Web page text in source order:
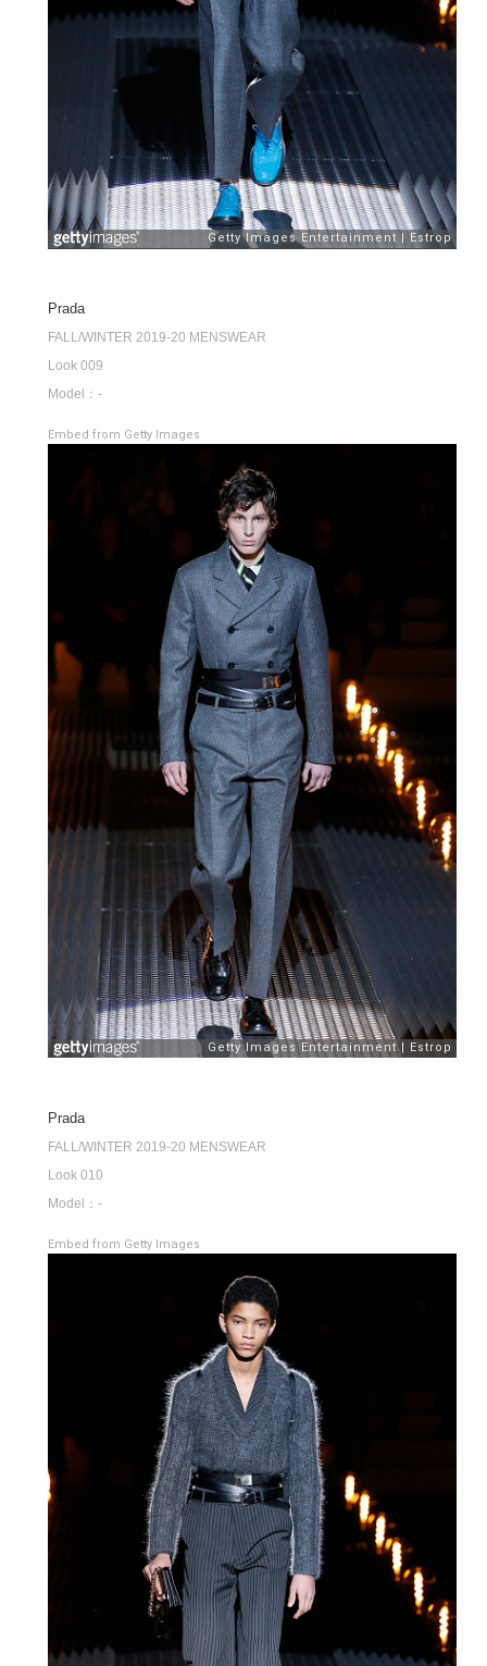
Prada
FALL/WINTER 2019-20 MENSWEAR
Look 009
Model：-
Embed from Getty Images
Prada
FALL/WINTER 2019-20 MENSWEAR
Look 010
Model：-
Embed from Getty Images